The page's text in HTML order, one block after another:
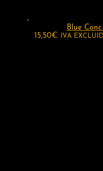
Blue
15,50€ IVA